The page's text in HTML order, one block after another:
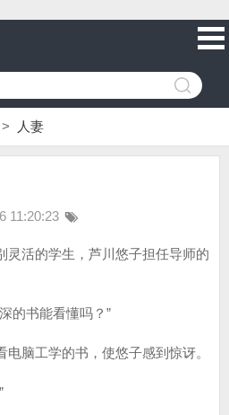
> 人妻
11:20:23
灵活的学生，芦川悠子担任导师的
书能看懂吗？”
脑工学的书，使悠子感到惊讶。